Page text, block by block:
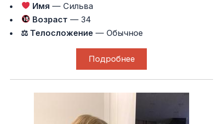
Имя — Сильва
Возраст — 34
⚖ Телосложение — Обычное
Подробнее